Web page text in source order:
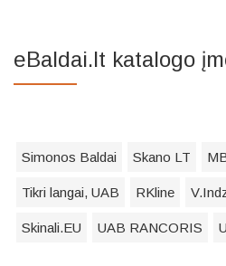
eBaldai.lt katalogo
Simonos Baldai Skano LT
Tikri langai, UAB RKline
Skinali.EU UAB RANCORIS